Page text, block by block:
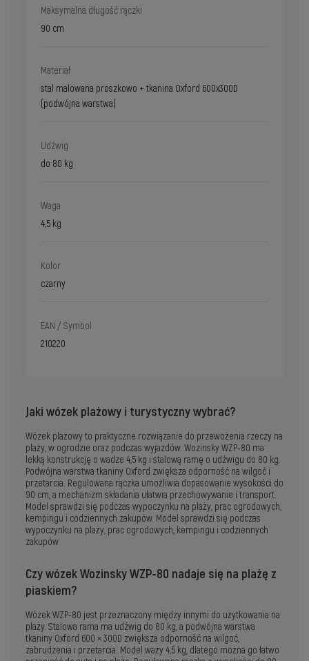
Maksymalna długość rączki
90 cm
Materiał
stal malowana proszkowo + tkanina Oxford 600x300D
(podwójna warstwa)
Udźwig
do 80 kg
Waga
4,5 kg
Kolor
czarny
EAN / Symbol
210220
Jaki wózek plażowy i turystyczny wybrać?
Wózek plażowy to praktyczne rozwiązanie do przewożenia rzeczy na
plaży, w ogrodzie oraz podczas wyjazdów. Wozinsky WZP-80 ma
lekką konstrukcję o wadze 4,5 kg i stalową ramę o udźwigu do 80 kg.
Podwójna warstwa tkaniny Oxford zwiększa odporność na wilgoć i
przetarcia. Regulowana rączka umożliwia dopasowanie wysokości do
90 cm, a mechanizm składania ułatwia przechowywanie i transport.
Model sprawdzi się podczas wypoczynku na plaży, prac ogrodowych,
kempingu i codziennych zakupów. Model sprawdzi się podczas
wypoczynku na plaży, prac ogrodowych, kempingu i codziennych
zakupów.
Czy wózek Wozinsky WZP-80 nadaje się na plażę z
piaskiem?
Wózek WZP-80 jest przeznaczony między innymi do użytkowania na
plaży. Stalowa rama ma udźwig do 80 kg, a podwójna warstwa
tkaniny Oxford 600 × 300D zwiększa odporność na wilgoć,
zabrudzenia i przetarcia. Model waży 4,5 kg, dlatego można go łatwo